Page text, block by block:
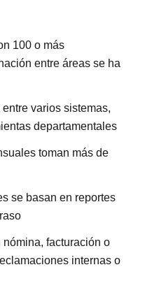
100 o más
entre áreas se ha
varios sistemas,
departamentales
toman más de
se basan en reportes
facturación o
internas o